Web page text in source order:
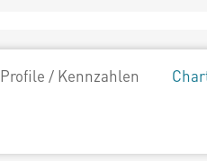
Profile / Kennzahlen